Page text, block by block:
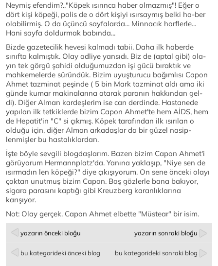
Neymiş efendim?.."Köpek ısırınca haber olmazmış"! Eğer o
dört kişi köpeği, polis de o dört kişiyi ısırsaymış belki ha-ber
olabilirmiş. O da üçüncü sayfalarda... Minnacık harflerle...
Hani sayfa doldurmak babında...
Bizde gazetecilik hevesi kalmadı tabii. Daha ilk haberde
sınıfta kalmıştık. Olay adliye yansıdı. Biz de (aptal gibi) ola-
yın tek görgü şahidi olduğumuzdan işi gücü bıraktık ve
mahkemelerde süründük. Bizim uyuşturucu bağımlısı Capon
Ahmet tazminat peşinde ( 5 bin Mark tazminat aldı ama iki
günde kumar makinalarına atarak paranın hakkından gel-
di). Diğer Alman kardeşlerim ise can derdinde. Hastanede
yapılan ilk tetkiklerde bizim Capon Ahmet'te hem AİDS, hem
de Hepatit'in "C" si çıkmış. Köpek tarafından ilk ısırılan o
olduğu için, diğer Alman arkadaşlar da bir güzel nasip-
lenmişler bu hastalıklardan.
İşte böyle sevgili blogdaşlarım. Bazen bizim Capon Ahmet'i
görüyorum Hermannplatz'da. Yanına yaklaşıp, "Niye sen de
ısırmadın len köpeği?" diye çıkışıyorum. On sene önceki olayı
çoktan unutmuş bizim Capon. Boş gözlerle bana bakıyor,
sigara parasını kaptığı gibi Kreuzberg karanlıklarına
karışıyor.
Not: Olay gerçek. Capon Ahmet elbette "Müstear" bir isim.
yazarın önceki bloğu yazarın sonraki bloğu
bu kategorideki önceki blog bu kategorideki sonraki blog